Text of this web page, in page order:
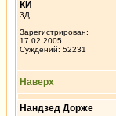
КИ
3Д
Зарегистрирован:
17.02.2005
Суждений: 52231
Наверх
Нандзед Дорже